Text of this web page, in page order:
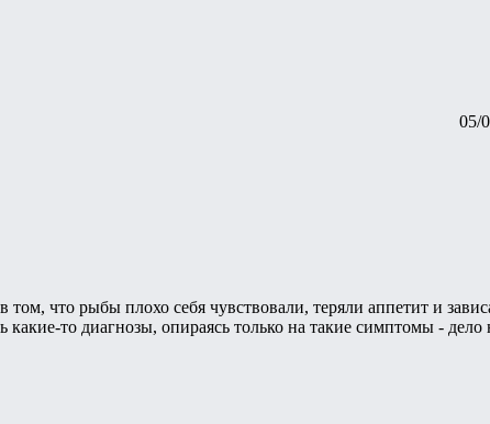
05/
том, что рыбы плохо себя чувствовали, теряли аппетит и
какие-то диагнозы, опираясь только на такие симптомы -